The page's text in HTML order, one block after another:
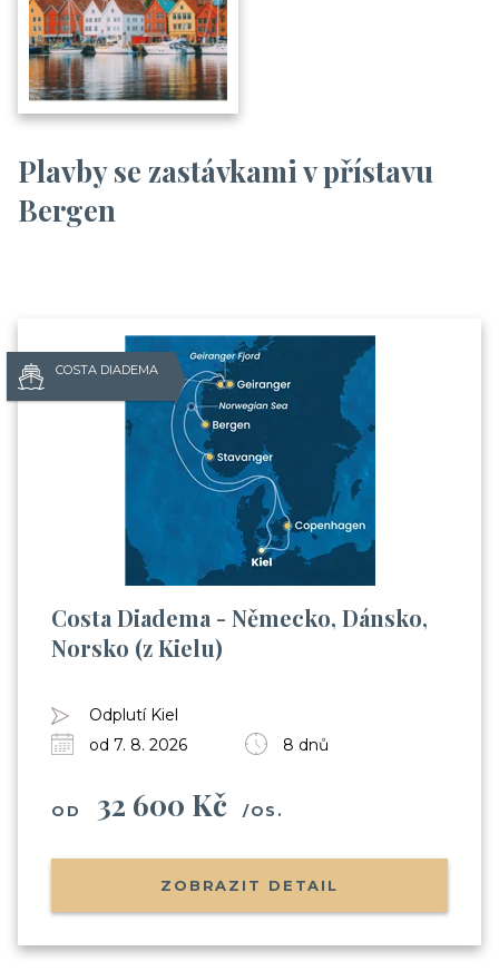
Plavby se zastávkami v přístavu
Bergen
COSTA DIADEMA
Costa Diadema - Německo, Dánsko,
Norsko (z Kielu)
Odplutí Kiel
od 7. 8. 2026
8 dnů
OD 32 600 Kč /OS.
ZOBRAZIT DETAIL